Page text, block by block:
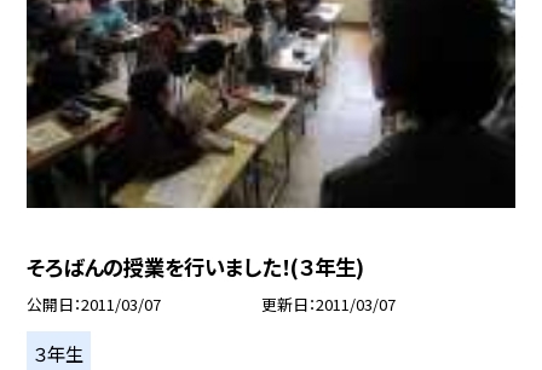
そろばんの授業を行いました！(３年生)
公開日 2011/03/07 更新日 2011/03/07
３年生